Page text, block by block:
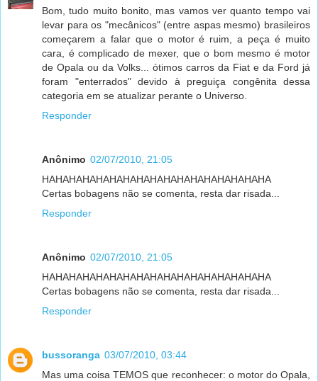
Bom, tudo muito bonito, mas vamos ver quanto tempo vai
levar para os "mecânicos" (entre aspas mesmo) brasileiros
começarem a falar que o motor é ruim, a peça é muito
cara, é complicado de mexer, que o bom mesmo é motor
de Opala ou da Volks... ótimos carros da Fiat e da Ford já
foram "enterrados" devido à preguiça congênita dessa
categoria em se atualizar perante o Universo.
Responder
Anônimo 02/07/2010, 21:05
HAHAHAHAHAHAHAHAHAHAHAHAHAHAHAHAHA
Certas bobagens não se comenta, resta dar risada...
Responder
Anônimo 02/07/2010, 21:05
HAHAHAHAHAHAHAHAHAHAHAHAHAHAHAHAHA
Certas bobagens não se comenta, resta dar risada...
Responder
bussoranga 03/07/2010, 03:44
Mas uma coisa TEMOS que reconhecer: o motor do Opala,